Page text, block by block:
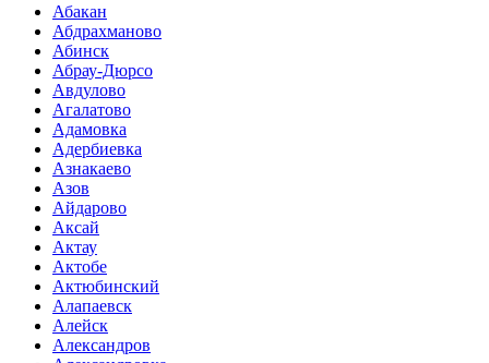
Абакан
Абдрахманово
Абинск
Абрау-Дюрсо
Авдулово
Агалатово
Адамовка
Адербиевка
Азнакаево
Азов
Айдарово
Аксай
Актау
Актобе
Актюбинский
Алапаевск
Алейск
Александров